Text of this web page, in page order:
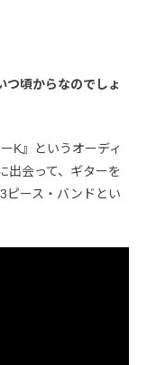
頃からなのでしょ
K』というオーディ
出会って、ギターを
ピース・バンドとい